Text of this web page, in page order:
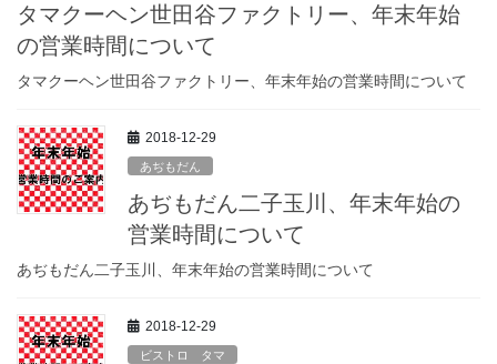
タマクーヘン世田谷ファクトリー、年末年始
の営業時間について
タマクーヘン世田谷ファクトリー、年末年始の営業時間について
2018-12-29
あぢもだん
あぢもだん二子玉川、年末年始の
営業時間について
あぢもだん二子玉川、年末年始の営業時間について
2018-12-29
ビストロ タマ